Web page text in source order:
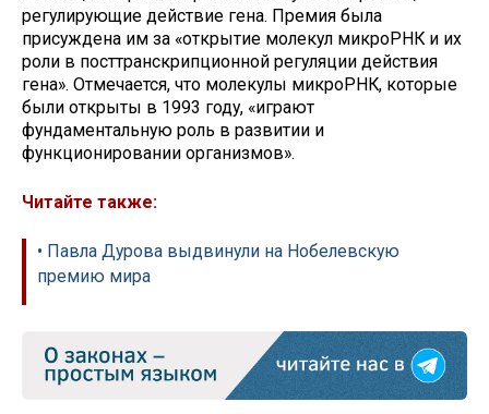
регулирующие действие гена. Премия была
присуждена им за «открытие молекул микроРНК и их
роли в посттранскрипционной регуляции действия
гена». Отмечается, что молекулы микроРНК, которые
были открыты в 1993 году, «играют
фундаментальную роль в развитии и
функционировании организмов».
Читайте также:
• Павла Дурова выдвинули на Нобелевскую
премию мира